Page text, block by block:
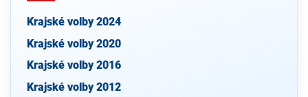
Krajské volby 2024
Krajské volby 2020
Krajské volby 2016
Krajské volby 2012